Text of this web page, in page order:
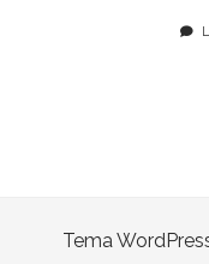
Tema